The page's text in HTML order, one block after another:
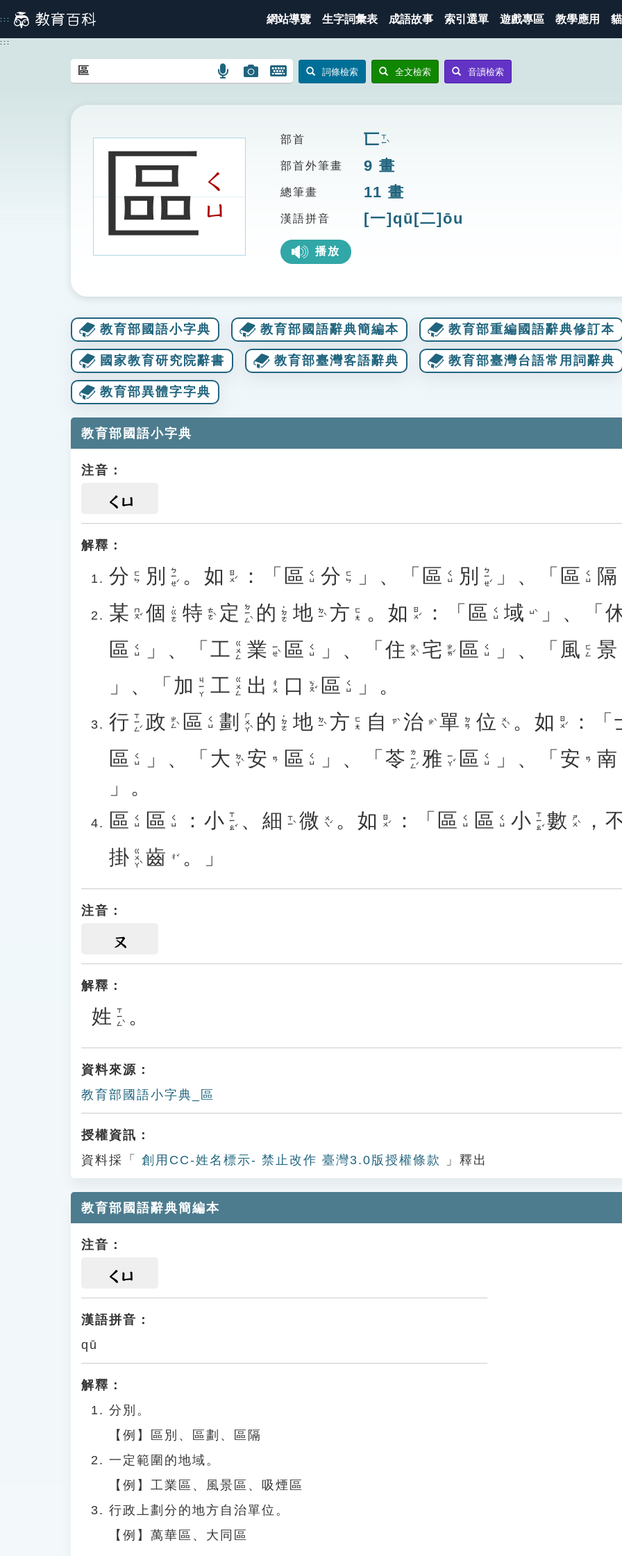
到
主
::: 網站導覽 生字詞彙表 成語故事 索引選單 遊戲專區 教學應用
:::
語
搜
圖
圖
搜
開
鍵
圖
詞條檢索 全文檢索 音讀檢索
區ㄑ
ㄩ
部首 匸ㄒㄧˋ
部首外筆畫 9 畫
總筆畫 11 畫
漢語拼音 [一]qū[二]ōu
播放
教育部國語小字典 教育部國語辭典簡編本 教育部重編國語辭典修訂本
國家教育研究院辭書 教育部臺灣客語辭典 教育部臺灣台語常用詞辭典
教育部異體字字典
教育部國語小字典
注音：
ㄑㄩ
解釋：
分 ㄈㄣ 別 ㄅㄧㄝˊ 。 如 ㄖㄨˊ ：「 區 ㄑㄩ 分 ㄈㄣ 」、「 區 ㄑㄩ 別 ㄅㄧㄝˊ 」、「 區 ㄑㄩ 隔
某 ㄇㄡˇ 個 ˙ㄍㄜ 特 ㄊㄜˋ 定 ㄉㄧㄥˋ 的 ˙ㄉㄜ 地 ㄉㄧˋ 方 ㄈㄤ 。 如 ㄖㄨˊ ：「 區 ㄑㄩ 域 ㄩˋ 」、「
區 ㄑㄩ 」、「 工 ㄍㄨㄥ 業 ㄧㄝˋ 區 ㄑㄩ 」、「 住 ㄓㄨˋ 宅 ㄓㄞˊ 區 ㄑㄩ 」、「 風 ㄈㄥ 景
」、「 加 ㄐㄧㄚ 工 ㄍㄨㄥ 出 ㄔㄨ 口 ㄎㄡˇ 區 ㄑㄩ
」。
行 ㄒㄧㄥˊ 政 ㄓㄥˋ 區 ㄑㄩ 劃 ㄏㄨㄚˋ 的 ˙ㄉㄜ 地 ㄉㄧˋ 方 ㄈㄤ 自 ㄗˋ 治 ㄓˋ 單 ㄉㄢ 位 ㄨㄟˋ 。如 ㄖㄨˊ ：「
區 ㄑㄩ 」、「 大 ㄉㄚˋ 安 ㄢ 區 ㄑㄩ 」、「 苓 ㄌㄧㄥˊ 雅 ㄧㄚˇ 區 ㄑㄩ 」、「 安 ㄢ 南
」。
區 ㄑㄩ 區 ㄑㄩ ： 小 ㄒㄧㄠˇ 、 細 ㄒㄧˋ 微 ㄨㄟˊ 。 如 ㄖㄨˊ ：「 區 ㄑㄩ 區 ㄑㄩ 小 ㄒㄧㄠˇ 數 ㄕㄨˋ ，
掛 ㄍㄨㄚˋ 齒 ㄔˇ 。」
注音：
ㄡ
解釋：
姓 ㄒㄧㄥˋ 。
資料來源：
教育部國語小字典_區
授權資訊：
資料採「
創用CC-姓名標示- 禁止改作 臺灣3.0版授權條款 」釋出
教育部國語辭典簡編本
注音：
ㄑㄩ
漢語拼音：
qū
解釋：
分別。
【例】區別、區劃、區隔
一定範圍的地域。
【例】工業區、風景區、吸煙區
行政上劃分的地方自治單位。
【例】萬華區、大同區